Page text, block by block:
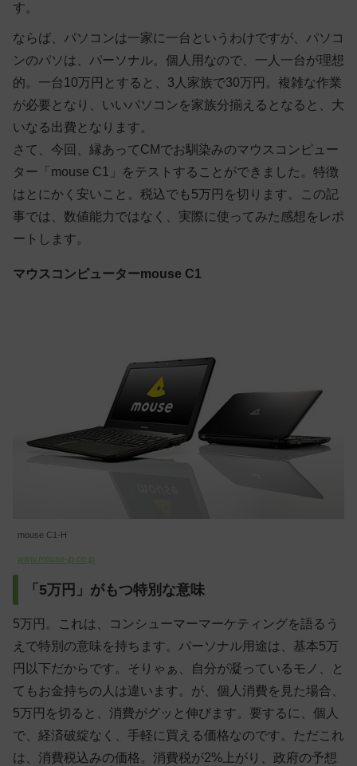
す。
ならば、パソコンは一家に一台というわけですが、パソコ
ンのパソは、パーソナル。個人用なので、一人一台が理想
的。一台10万円とすると、3人家族で30万円。複雑な作業
が必要となり、いいパソコンを家族分揃えるとなると、大
いなる出費となります。
さて、今回、縁あってCMでお馴染みのマウスコンピュー
ター「mouse C1」をテストすることができました。特徴
はとにかく安いこと。税込でも5万円を切ります。この記
事では、数値能力ではなく、実際に使ってみた感想をレポ
ートします。
マウスコンピューターmouse C1
mouse C1-H
www.mouse-jp.co.jp
「5万円」がもつ特別な意味
5万円。これは、コンシューマーマーケティングを語るう
えで特別の意味を持ちます。パーソナル用途は、基本5万
円以下だからです。そりゃぁ、自分が凝っているモノ、と
てもお金持ちの人は違います。が、個人消費を見た場合、
5万円を切ると、消費がグッと伸びます。要するに、個人
で、経済破綻なく、手軽に買える価格なのです。ただこれ
は、消費税込みの価格。消費税が2%上がり、政府の予想